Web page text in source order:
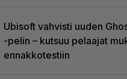
Ubisoft vahvisti uuden
-pelin – kutsuu pelaajat
ennakkotestiin